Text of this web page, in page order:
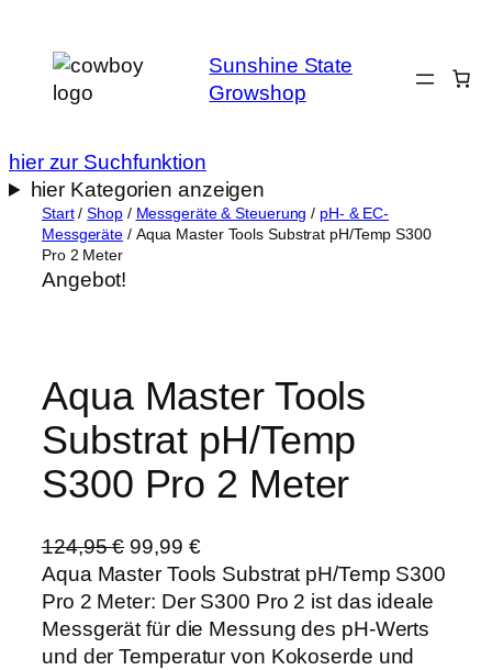
Inhalt
springen
Sunshine State
Growshop
hier zur Suchfunktion
hier Kategorien anzeigen
Start/Shop/ Messgeräte & Steuerung / pH- & EC-
Messgeräte / Aqua Master Tools Substrat pH/Temp S300
Pro 2 Meter
Angebot!
Aqua Master Tools
Substrat pH/Temp
S300 Pro 2 Meter
124,95€ U
r
s
p
r
99,99 €A
k
t
u
e
Aqua Master Tools Substrat pH/Temp S300
Pro 2 Meter: Der S300 Pro 2 ist das ideale
Messgerät für die Messung des pH-Werts
und der Temperatur von Kokoserde und